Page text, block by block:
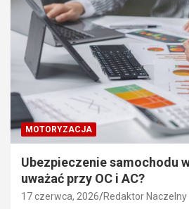
MOTORYZACJA
Ubezpieczenie samochodu
uważać przy OC i AC?
17 czerwca, 2026 Redaktor Naczelny